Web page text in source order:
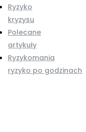
Ryzyko
kryzysu
Polecane
artykuły
Ryzykomania
ryzyko po godzinach